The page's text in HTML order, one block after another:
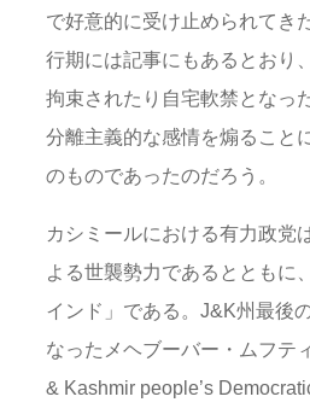
で好意的に受け止められてき
行期には記事にもあるとおり
拘束されたり自宅軟禁となっ
分離主義的な感情を煽ること
のものであったのだろう。
カシミールにおける有力政党
よる世襲勢力であるとともに
インド」である。J&K州最後
なったメヘブーバー・ムフテ
& Kashmir people’s